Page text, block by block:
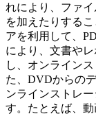
れにより、ファ
を加えたりする
アを利用して、
により、文書や
し、オンライン
た、DVDからの
ンラインストレ
す。たとえば、